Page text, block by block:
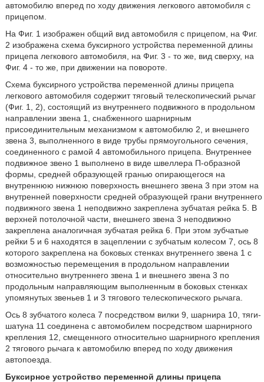
автомобилю вперед по ходу движения легкового автомобиля с
прицепом.
На Фиг. 1 изображен общий вид автомобиля с прицепом, на Фиг.
2 изображена схема буксирного устройства переменной длины
прицепа легкового автомобиля, на Фиг. 3 - то же, вид сверху, на
Фиг. 4 - то же, при движении на повороте.
Схема буксирного устройства переменной длины прицепа
легкового автомобиля содержит тяговый телескопический рычаг
(Фиг. 1, 2), состоящий из внутреннего подвижного в продольном
направлении звена 1, снабженного шарнирным
присоединительным механизмом к автомобилю 2, и внешнего
звена 3, выполненного в виде трубы прямоугольного сечения,
соединенного с рамой 4 автомобильного прицепа. Внутреннее
подвижное звено 1 выполнено в виде швеллера П-образной
формы, средней образующей гранью опирающегося на
внутреннюю нижнюю поверхность внешнего звена 3 при этом на
внутренней поверхности средней образующей грани внутреннего
подвижного звена 1 неподвижно закреплена зубчатая рейка 5. В
верхней потолочной части, внешнего звена 3 неподвижно
закреплена аналогичная зубчатая рейка 6. При этом зубчатые
рейки 5 и 6 находятся в зацеплении с зубчатым колесом 7, ось 8
которого закреплена на боковых стенках внутреннего звена 1 с
возможностью перемещения в продольном направлении
относительно внутреннего звена 1 и внешнего звена 3 по
продольным направляющим выполненным в боковых стенках
упомянутых звеньев 1 и 3 тягового телескопического рычага.
Ось 8 зубчатого колеса 7 посредством вилки 9, шарнира 10, тяги-
шатуна 11 соединена с автомобилем посредством шарнирного
крепления 12, смещенного относительно шарнирного крепления
2 тягового рычага к автомобилю вперед по ходу движения
автопоезда.
Буксирное устройство переменной длины прицепа